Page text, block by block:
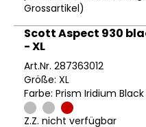
Grossartikel)
Scott Aspect 930
- XL
Art.Nr. 287363012
Größe: XL
Farbe: Prism Iridium Black
Z.Z. nicht verfügbar